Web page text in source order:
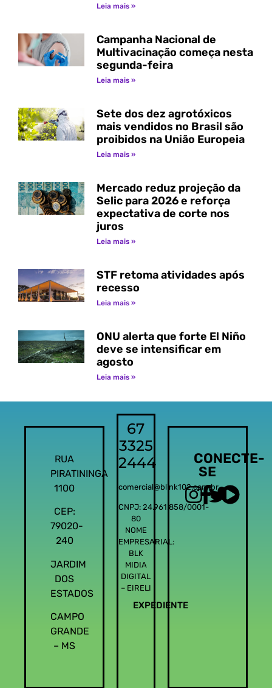
Leia mais »
Campanha Nacional de
Multivacinação começa nesta
segunda-feira
Leia mais »
Sete dos dez agrotóxicos
mais vendidos no Brasil são
proibidos na União Europeia
Leia mais »
Mercado reduz projeção da
Selic para 2026 e reforça
expectativa de corte nos
juros
Leia mais »
STF retoma atividades após
recesso
Leia mais »
ONU alerta que forte El Niño
deve se intensificar em
agosto
Leia mais »
RUA
PIRATININGA
1100
CEP:
79020-
240
JARDIM
DOS
ESTADOS
CAMPO
GRANDE
– MS
67
3325
2444
comercial@blink102.com.br
CNPJ: 24.961.858/0001-
80
NOME
EMPRESARIAL:
BLK
MIDIA
DIGITAL
– EIRELI
EXPEDIENTE
CONECTE-
SE